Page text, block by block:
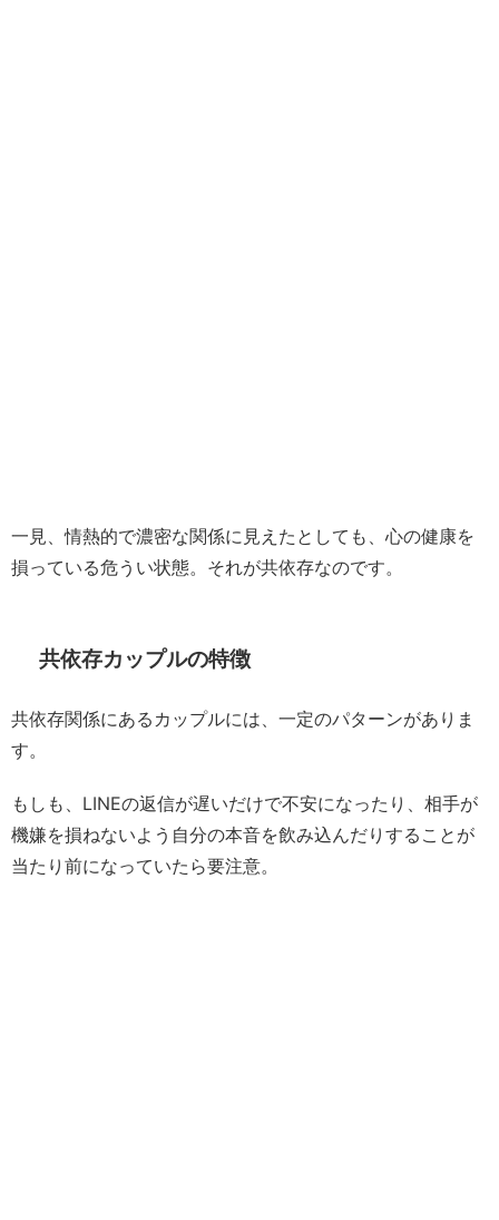
一見、情熱的で濃密な関係に見えたとしても、心の健康を
損っている危うい状態。それが共依存なのです。
共依存カップルの特徴
共依存関係にあるカップルには、一定のパターンがありま
す。
もしも、LINEの返信が遅いだけで不安になったり、相手が
機嫌を損ねないよう自分の本音を飲み込んだりすることが
当たり前になっていたら要注意。